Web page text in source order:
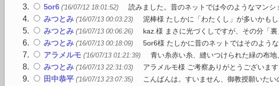
5or6 ('16/07/12 18:01:52) 読みました。昔のネットでは今のようなマン
みつとみ ('16/07/13 00:03:23) 泥棒様 たしかに「わたくし」が多いかも
みつとみ ('16/07/13 00:06:26) kaz.様 まさに光づくしですが、その分「
みつとみ ('16/07/13 00:18:09) 5or6様 たしかに昔のネットではそのよう
アラメルモ ('16/07/13 01:21:39) 青い糸赤い糸、縫いつけられた緑の布
みつとみ ('16/07/13 22:31:03) アラメルモ様 ご考察ありがとうございま
田中恭平 ('16/07/13 23:07:35) こんばんは。すいません、御教授願いた